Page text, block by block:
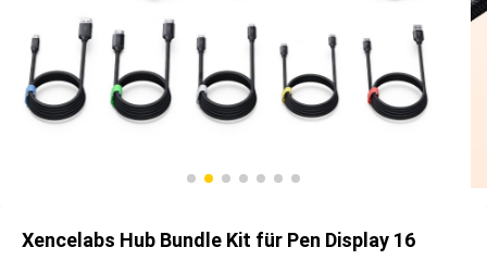
Xencelabs Hub Bundle Kit für Pen Display 16